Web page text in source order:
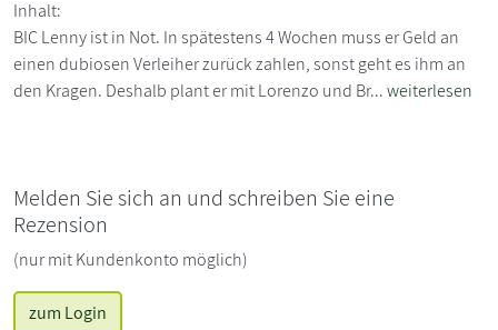
Inhalt:
BIC Lenny ist in Not. In spätestens 4 Wochen muss er Geld an
einen dubiosen Verleiher zurück zahlen, sonst geht es ihm an
den Kragen. Deshalb plant er mit Lorenzo und Br...weiterlesen
Melden Sie sich an und schreiben Sie eine
Rezension
(nur mit Kundenkonto möglich)
zum Login